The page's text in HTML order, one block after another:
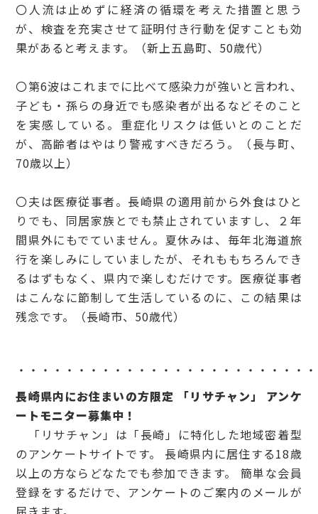
〇人流は止めずに経済の循環を考えた措置と思う
が、検査を充実させて証明付き行動を促すことも効
果があると考えます。（新上五島町、50歳代）
〇第6波はこれまでに比べて感染力が強いと言われ、
子ども・孫らの身近でも感染者が出るなどそのこと
を実感している。重症化リスクは低いとのことだ
が、高齢者はやはり警戒すべきだろう。（長与町、
70歳以上）
〇夫は医療従事者。長崎県の適用前から外食はひと
りでも、同居家族とでも禁止されていますし、２年
間県外にもでていません。夏休みは、毎年北海道旅
行を楽しみにしていましたが、それももちろんでき
るはずもなく、県内で楽しむだけです。医療従事者
はこんなに節制して生活しているのに、この結果は
残念です。（長崎市、50歳代）
・・・・・・・・・・・・・・・・・・・・・・・・
長崎県内にお住まいの方限定 「リサチャン」 アンケ
ートモニター募集中！
「リサチャン」は「長崎」に特化した地域密着型
のアンケートサイトです。 長崎県内に居住する18歳
以上の方ならどなたでも参加できます。 簡単な会員
登録をするだけで、アンケートのご案内のメールが